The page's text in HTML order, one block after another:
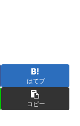
はてブ
コピー